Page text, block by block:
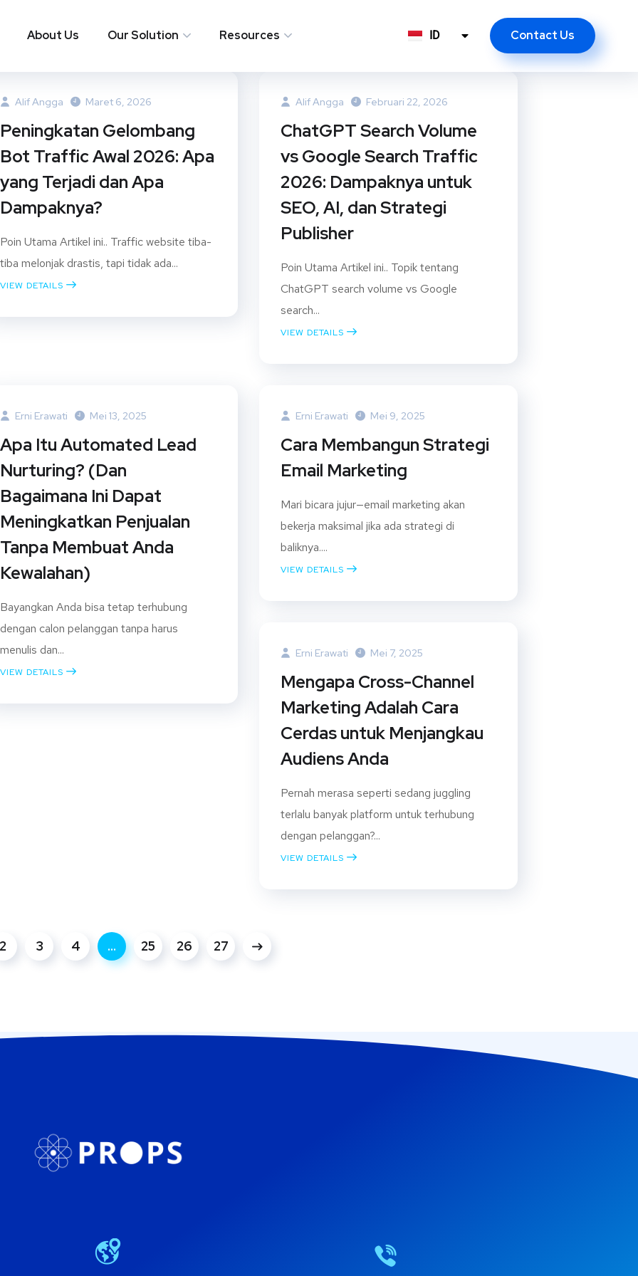
About Us Our Solution Resources ID
EN Contact Us
Alif Angga Maret 6, 2026
Peningkatan Gelombang
Bot Traffic Awal 2026: Apa
yang Terjadi dan Apa
Dampaknya?
Poin Utama Artikel ini.. Traffic website tiba-
tiba melonjak drastis, tapi tidak ada...
VIEW DETAILS
Alif Angga Februari 22, 2026
ChatGPT Search Volume
vs Google Search Traffic
2026: Dampaknya untuk
SEO, AI, dan Strategi
Publisher
Poin Utama Artikel ini.. Topik tentang
ChatGPT search volume vs Google
search...
VIEW DETAILS
Erni Erawati Mei 13, 2025
Apa Itu Automated Lead
Nurturing? (Dan
Bagaimana Ini Dapat
Meningkatkan Penjualan
Tanpa Membuat Anda
Kewalahan)
Bayangkan Anda bisa tetap terhubung
dengan calon pelanggan tanpa harus
menulis dan...
VIEW DETAILS
Erni Erawati Mei 9, 2025
Cara Membangun Strategi
Email Marketing
Mari bicara jujur—email marketing akan
bekerja maksimal jika ada strategi di
baliknya....
VIEW DETAILS
Erni Erawati Mei 7, 2025
Mengapa Cross-Channel
Marketing Adalah Cara
Cerdas untuk Menjangkau
Audiens Anda
Pernah merasa seperti sedang juggling
terlalu banyak platform untuk terhubung
dengan pelanggan?...
VIEW DETAILS
2 3 4 … 25 26 27